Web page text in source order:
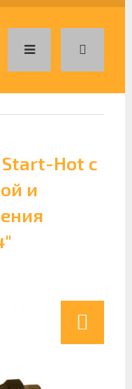
Start-Hot с
и